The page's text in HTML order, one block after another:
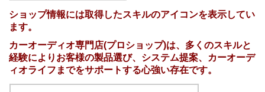
ショップ情報には取得したスキルのアイコンを表示してい
ます。
カーオーディオ専門店(プロショップ)は、多くのスキルと
経験によりお客様の製品選び、システム提案、カーオーデ
ィオライフまでをサポートする心強い存在です。